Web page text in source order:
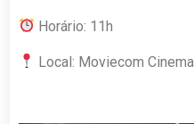
Horário: 11h
Local: Moviecom